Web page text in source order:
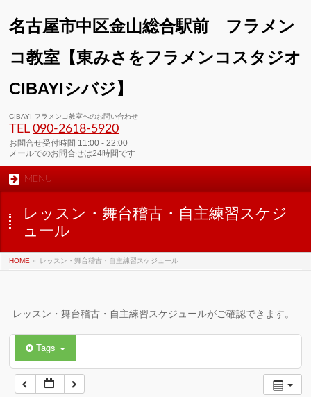
名古屋市中区金山総合駅前 フラメン
コ教室【東みさをフラメンコスタジオ
CIBAYIシバジ】
CIBAYI フラメンコ教室へのお問い合わせ
TEL090-2618‐5920
お問合せ受付時間 11:00 - 22:00
メールでのお問合せは24時間です
MENU
レッスン・舞台稽古・自主練習スケジ
ュール
HOME » レッスン・舞台稽古・自主練習スケジュール
レッスン・舞台稽古・自主練習スケジュールがご確認できます。
Tags
01:00
02:00
03:00
04:00
06:00
07:00